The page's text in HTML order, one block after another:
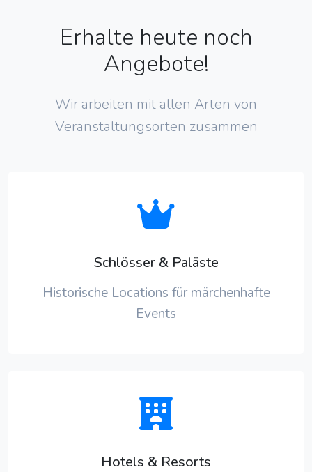
Erhalte heute noch
Angebote!
Wir arbeiten mit allen Arten von
Veranstaltungsorten zusammen
Schlösser & Paläste
Historische Locations für märchenhafte
Events
Hotels & Resorts